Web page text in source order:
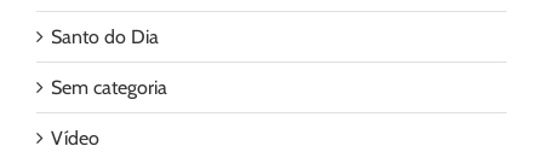
Santo do Dia
Sem categoria
Vídeo